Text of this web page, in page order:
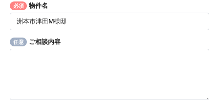
必須 物件名
任意 ご相談内容